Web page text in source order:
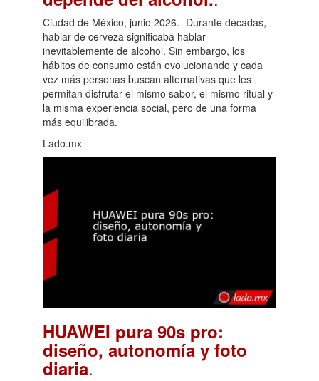
Ciudad de México, junio 2026.- Durante décadas,
hablar de cerveza significaba hablar
inevitablemente de alcohol. Sin embargo, los
hábitos de consumo están evolucionando y cada
vez más personas buscan alternativas que les
permitan disfrutar el mismo sabor, el mismo ritual y
la misma experiencia social, pero de una forma
más equilibrada.
Lado.mx
HUAWEI pura 90s pro:
diseño, autonomía y foto
diaria.